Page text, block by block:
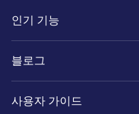
인기 기능
블로그
사용자 가이드